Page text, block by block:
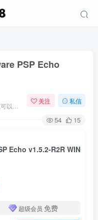
PSP Echo
关注 私信
54 15
Echo v1.5.2-R2R WIN
超级会员 免费